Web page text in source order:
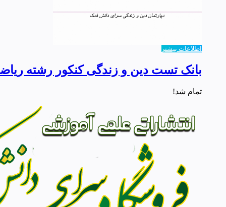
اطلاعات بیشتر
بانک تست دین و زندگی کنکور رشته
تمام شد!